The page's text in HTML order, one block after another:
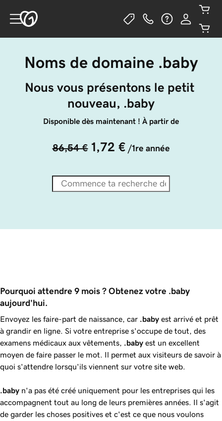
Noms de domaine .baby
Nous vous présentons le petit
nouveau, .baby
Disponible dès maintenant ! À partir de
86,54 € 1,72 € /1re année
Pourquoi attendre 9 mois ? Obtenez votre .baby
aujourd'hui.
Envoyez les faire-part de naissance, car .baby est arrivé et prêt
à grandir en ligne. Si votre entreprise s'occupe de tout, des
examens médicaux aux vêtements,
.baby est un excellent
moyen de faire passer le mot. Il permet aux visiteurs de savoir à
quoi s'attendre lorsqu'ils viennent sur votre site web.
.baby n'a pas été créé uniquement pour les entreprises qui les
accompagnent tout au long de leurs premières années. Il s'agit
de garder les choses positives et c'est ce que nous voulons